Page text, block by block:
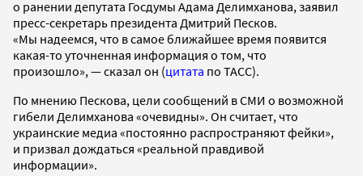
о ранении депутата Госдумы Адама Делимханова, заявил
пресс-секретарь президента Дмитрий Песков.
«Мы надеемся, что в самое ближайшее время появится
какая-то уточненная информация о том, что
произошло», — сказал он (цитата по ТАСС).
По мнению Пескова, цели сообщений в СМИ о возможной
гибели Делимханова «очевидны». Он считает, что
украинские медиа «постоянно распространяют фейки»,
и призвал дождаться «реальной правдивой
информации».